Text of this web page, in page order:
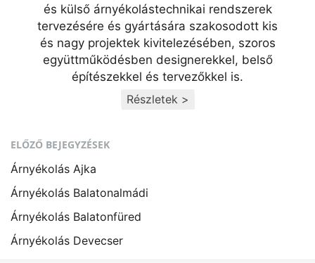
és külső árnyékolástechnikai rendszerek
tervezésére és gyártására szakosodott kis
és nagy projektek kivitelezésében, szoros
együttműködésben designerekkel, belső
építészekkel és tervezőkkel is.
Részletek >
ELŐZŐ BEJEGYZÉSEK
Árnyékolás Ajka
Árnyékolás Balatonalmádi
Árnyékolás Balatonfüred
Árnyékolás Devecser